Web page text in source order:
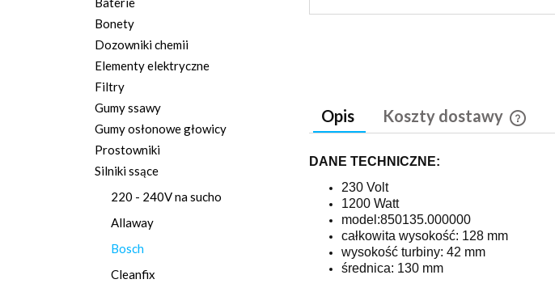
Bonety
Dozowniki chemii
Elementy elektryczne
Filtry
Gumy ssawy
Gumy osłonowe głowicy
Prostowniki
Silniki ssące
220 - 240V na sucho
Allaway
Bosch
Cleanfix
Opis Koszty dostawy
DANE TECHNICZNE:
230 Volt
1200 Watt
model:850135.000000
całkowita wysokość: 128 mm
wysokość turbiny: 42 mm
średnica: 130 mm